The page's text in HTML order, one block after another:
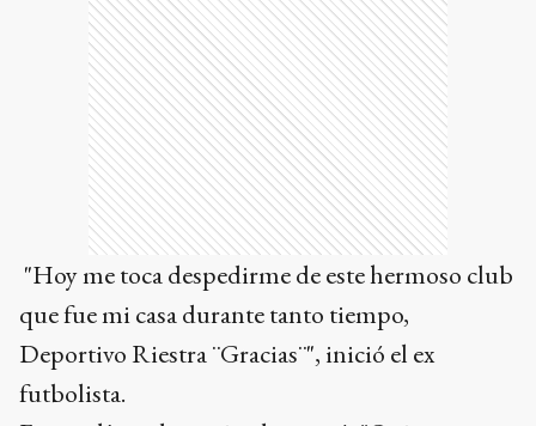
"Hoy me toca despedirme de este hermoso club
que fue mi casa durante tanto tiempo,
Deportivo Riestra ¨Gracias¨", inició el ex
futbolista.